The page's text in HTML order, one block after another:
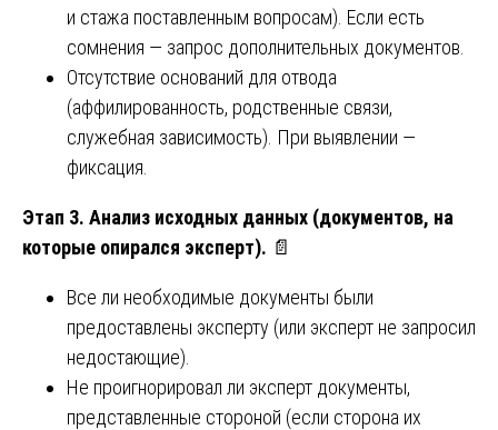
и стажа поставленным вопросам). Если есть
сомнения — запрос дополнительных документов.
Отсутствие оснований для отвода
(аффилированность, родственные связи,
служебная зависимость). При выявлении —
фиксация.
Этап 3. Анализ исходных данных (документов, на
которые опирался эксперт). 📄
Все ли необходимые документы были
предоставлены эксперту (или эксперт не запросил
недостающие).
Не проигнорировал ли эксперт документы,
представленные стороной (если сторона их